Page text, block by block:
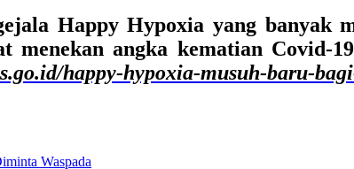
Happy Hypoxia yang banyak
menekan angka kematian Covid-
happy-hypoxia-musuh-baru-
Waspada